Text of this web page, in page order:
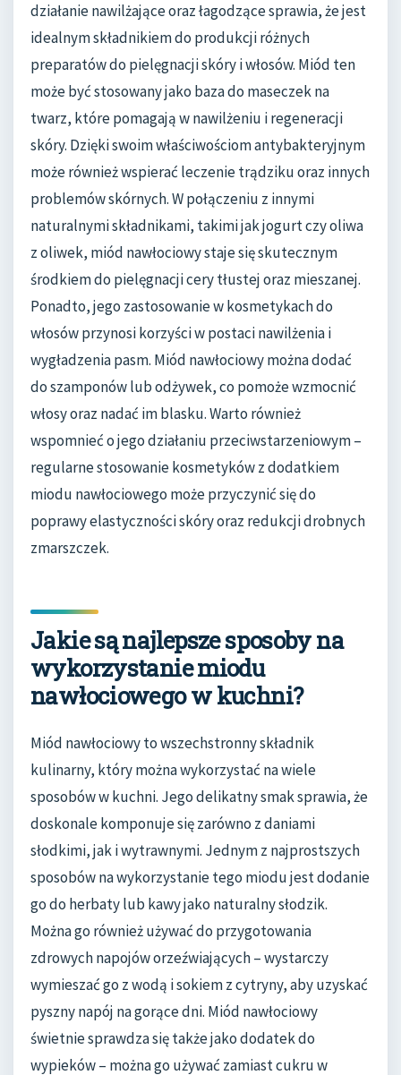
działanie nawilżające oraz łagodzące sprawia, że jest
idealnym składnikiem do produkcji różnych
preparatów do pielęgnacji skóry i włosów. Miód ten
może być stosowany jako baza do maseczek na
twarz, które pomagają w nawilżeniu i regeneracji
skóry. Dzięki swoim właściwościom antybakteryjnym
może również wspierać leczenie trądziku oraz innych
problemów skórnych. W połączeniu z innymi
naturalnymi składnikami, takimi jak jogurt czy oliwa
z oliwek, miód nawłociowy staje się skutecznym
środkiem do pielęgnacji cery tłustej oraz mieszanej.
Ponadto, jego zastosowanie w kosmetykach do
włosów przynosi korzyści w postaci nawilżenia i
wygładzenia pasm. Miód nawłociowy można dodać
do szamponów lub odżywek, co pomoże wzmocnić
włosy oraz nadać im blasku. Warto również
wspomnieć o jego działaniu przeciwstarzeniowym –
regularne stosowanie kosmetyków z dodatkiem
miodu nawłociowego może przyczynić się do
poprawy elastyczności skóry oraz redukcji drobnych
zmarszczek.
Jakie są najlepsze sposoby na
wykorzystanie miodu
nawłociowego w kuchni?
Miód nawłociowy to wszechstronny składnik
kulinarny, który można wykorzystać na wiele
sposobów w kuchni. Jego delikatny smak sprawia, że
doskonale komponuje się zarówno z daniami
słodkimi, jak i wytrawnymi. Jednym z najprostszych
sposobów na wykorzystanie tego miodu jest dodanie
go do herbaty lub kawy jako naturalny słodzik.
Można go również używać do przygotowania
zdrowych napojów orzeźwiających – wystarczy
wymieszać go z wodą i sokiem z cytryny, aby uzyskać
pyszny napój na gorące dni. Miód nawłociowy
świetnie sprawdza się także jako dodatek do
wypieków – można go używać zamiast cukru w